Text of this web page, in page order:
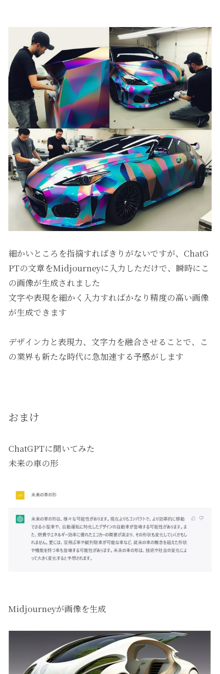
細かいところを指摘すればきりがないですが、ChatG
PTの文章をMidjourneyに入力しただけで、瞬時にこ
の画像が生成されました
文字や表現を細かく入力すればかなり精度の高い画像
が生成できます
デザイン力と表現力、文字力を融合させることで、こ
の業界も新たな時代に急加速する予感がします
おまけ
ChatGPTに聞いてみた
未来の車の形
Midjourneyが画像を生成